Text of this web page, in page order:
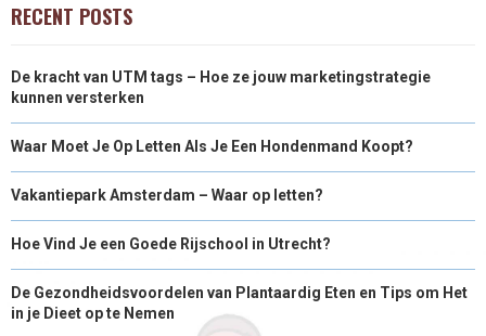
RECENT POSTS
De kracht van UTM tags – Hoe ze jouw marketingstrategie
kunnen versterken
Waar Moet Je Op Letten Als Je Een Hondenmand Koopt?
Vakantiepark Amsterdam – Waar op letten?
Hoe Vind Je een Goede Rijschool in Utrecht?
De Gezondheidsvoordelen van Plantaardig Eten en Tips om Het
in je Dieet op te Nemen